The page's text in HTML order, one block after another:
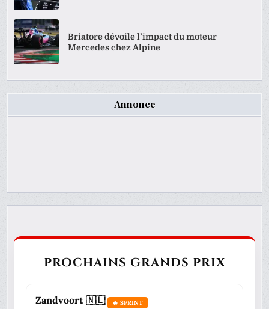
Briatore dévoile l’impact du moteur
Mercedes chez Alpine
Annonce
PROCHAINS GRANDS PRIX
Zandvoort 🇳🇱 🔥 SPRINT